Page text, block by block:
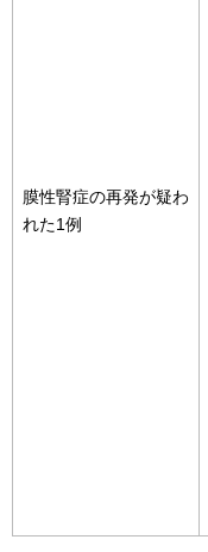
膜性腎症の再発が疑わ
れた1例